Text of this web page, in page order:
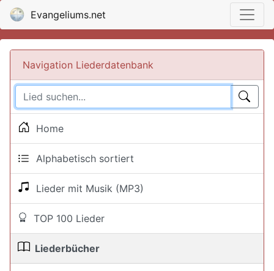
Evangeliums.net
Navigation Liederdatenbank
Home
Alphabetisch sortiert
Lieder mit Musik (MP3)
TOP 100 Lieder
Liederbücher